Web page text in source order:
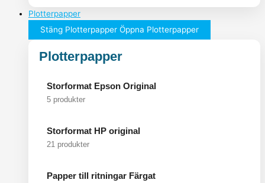
Plotterpapper
Stäng Plotterpapper Öppna Plotterpapper
Plotterpapper
Storformat Epson Original
5 produkter
Storformat HP original
21 produkter
Papper till ritningar Färgat